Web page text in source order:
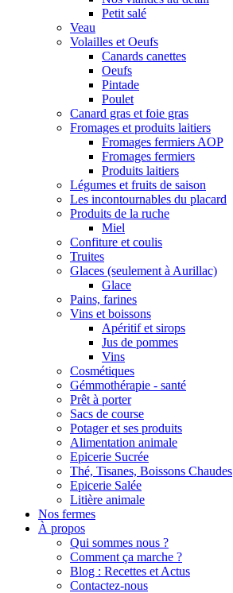
Petit salé
Veau
Volailles et Oeufs
Canards canettes
Oeufs
Pintade
Poulet
Canard gras et foie gras
Fromages et produits laitiers
Fromages fermiers AOP
Fromages fermiers
Produits laitiers
Légumes et fruits de saison
Les incontournables du placard
Produits de la ruche
Miel
Confiture et coulis
Truites
Glaces (seulement à Aurillac)
Glace
Pains, farines
Vins et boissons
Apéritif et sirops
Jus de pommes
Vins
Cosmétiques
Gémmothérapie - santé
Prêt à porter
Sacs de course
Potager et ses produits
Alimentation animale
Epicerie Sucrée
Thé, Tisanes, Boissons Chaudes
Epicerie Salée
Litière animale
Nos fermes
À propos
Qui sommes nous ?
Comment ça marche ?
Blog : Recettes et Actus
Contactez-nous